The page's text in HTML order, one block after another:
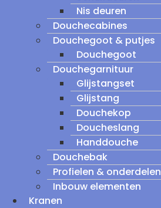
Nis deuren
Douchecabines
Douchegoot & putjes
Douchegoot
Douchegarnituur
Glijstangset
Glijstang
Douchekop
Doucheslang
Handdouche
Douchebak
Profielen & onderdelen
Inbouw elementen
Kranen